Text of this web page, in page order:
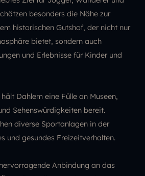
besonders die Nähe zur
historischen Gutshof, der nicht nur
bietet, sondern auch
und Erlebnisse für Kinder und
Dahlem eine Fülle an Museen,
Sehenswürdigkeiten bereit.
diverse Sportanlagen in der
und gesundes Freizeitverhalten.
Anbindung an das